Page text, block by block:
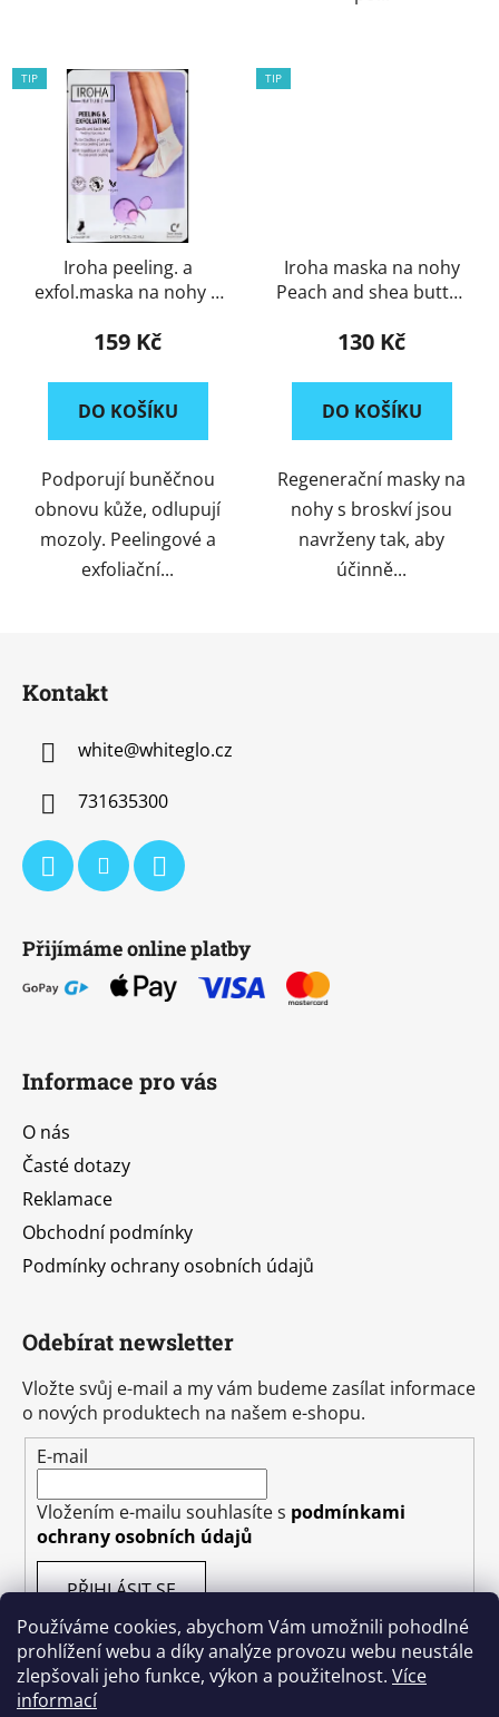
Používáme cookies, abychom Vám umožnili pohodlné
prohlížení webu a díky analýze provozu webu neustále
zlepšovali jeho funkce, výkon a použitelnost. Více
informací
TIP
Iroha peeling. a
exfol.maska na nohy 1
159 Kč
DO KOŠÍKU
Podporují buněčnou
obnovu kůže, odlupují
mozoly. Peelingové a
exfoliační...
TIP
Iroha maska na nohy
Peach and shea butter
130 Kč
DO KOŠÍKU
Regenerační masky na
nohy s broskví jsou
navrženy tak, aby
účinně...
Kontakt
white@whiteglo.cz
731635300
Přijímáme online platby
Informace pro vás
O nás
Časté dotazy
Reklamace
Obchodní podmínky
Podmínky ochrany osobních údajů
Odebírat newsletter
Vložte svůj e-mail a my vám budeme zasílat informace
o nových produktech na našem e-shopu.
E-mail
Vložením e-mailu souhlasíte s podmínkami
ochrany osobních údajů
PŘIHLÁSIT SE